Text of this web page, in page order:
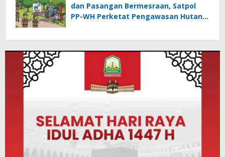
dan Pasangan Bermesraan, Satpol
PP-WH Perketat Pengawasan Hutan